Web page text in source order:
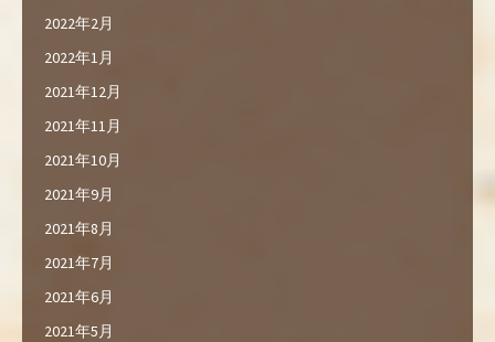
2022年2月
2022年1月
2021年12月
2021年11月
2021年10月
2021年9月
2021年8月
2021年7月
2021年6月
2021年5月